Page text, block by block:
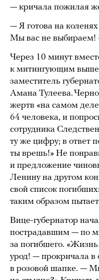
— кричала пожилая
— Я готова на
Мы вас не выбираем!
Через 10 минут
к митингующим
заместитель
Амана Тулеева.
жертв «на самом
64 человека, и
сотрудника
ту же цифру; в ответ
ты врешь!» Не
и предложение
Ленину на другом
свой список
таким образом
Вице-губернатор
пострадавшим — по
за погибшего.
урод! — прокричала
в розовой шапке. —